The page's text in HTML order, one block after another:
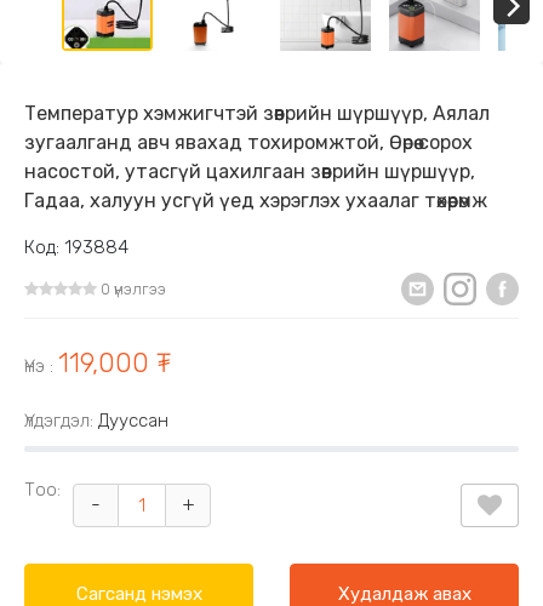
Температур хэмжигчтэй зөөврийн шүршүүр, Аялал
зугаалганд авч явахад тохиромжтой, Өөрөө сорох
насостой, утасгүй цахилгаан зөөврийн шүршүүр,
Гадаа, халуун усгүй үед хэрэглэх ухаалаг төхөөрөмж
Код: 193884
0 үнэлгээ
Үнэ : 119,000 ₮
Үлдэгдэл: Дууссан
Тоо:
- +
Сагсанд нэмэх Худалдаж авах